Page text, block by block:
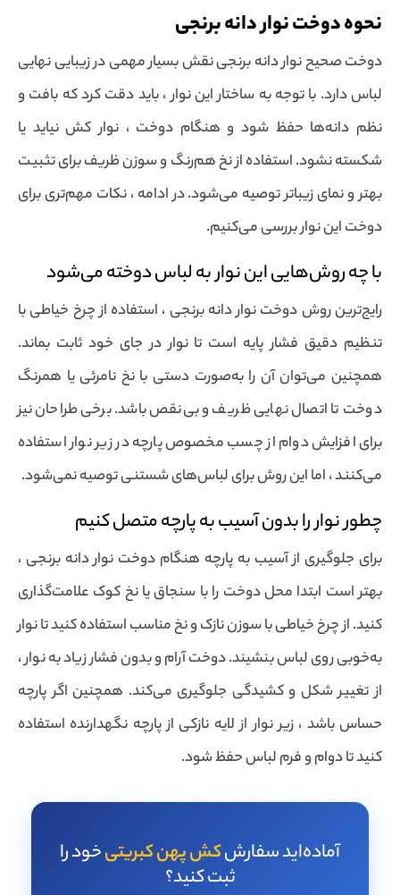
نحوه دوخت نوار دانه برنجی
دوخت صحیح نوار دانه برنجی نقش بسیار مهمی در زیبایی نهایی
لباس دارد. با توجه به ساختار این نوار ، باید دقت کرد که بافت و
نظم دانه‌ها حفظ شود و هنگام دوخت ، نوار کش نیاید یا
شکسته نشود. استفاده از نخ هم‌رنگ و سوزن ظریف برای تثبیت
بهتر و نمای زیباتر توصیه می‌شود. در ادامه ، نکات مهم‌تری برای
دوخت این نوار بررسی می‌کنیم.
با چه روش‌هایی این نوار به لباس دوخته می‌شود
رایج‌ترین روش دوخت نوار دانه برنجی ، استفاده از چرخ خیاطی با
تنظیم دقیق فشار پایه است تا نوار در جای خود ثابت بماند.
همچنین می‌توان آن را به‌صورت دستی با نخ نامرئی یا همرنگ
دوخت تا اتصال نهایی ظریف و بی‌نقص باشد. برخی طراحان نیز
برای افزایش دوام از چسب مخصوص پارچه در زیر نوار استفاده
می‌کنند ، اما این روش برای لباس‌های شستنی توصیه نمی‌شود.
چطور نوار را بدون آسیب به پارچه متصل کنیم
برای جلوگیری از آسیب به پارچه هنگام دوخت نوار دانه برنجی ،
بهتر است ابتدا محل دوخت را با سنجاق یا نخ کوک علامت‌گذاری
کنید. از چرخ خیاطی با سوزن نازک و نخ مناسب استفاده کنید تا نوار
به‌خوبی روی لباس بنشیند. دوخت آرام و بدون فشار زیاد به نوار ،
از تغییر شکل و کشیدگی جلوگیری می‌کند. همچنین اگر پارچه
حساس باشد ، زیر نوار از لایه نازکی از پارچه نگهدارنده استفاده
کنید تا دوام و فرم لباس حفظ شود.
آماده‌اید سفارشکش پهن کبریتیخود را
ثبت کنید؟